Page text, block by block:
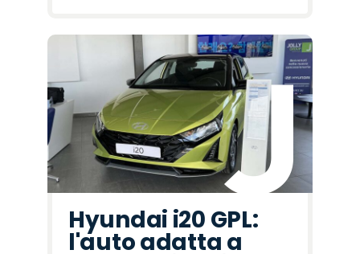
Hyundai i20 GPL:
l'auto adatta a